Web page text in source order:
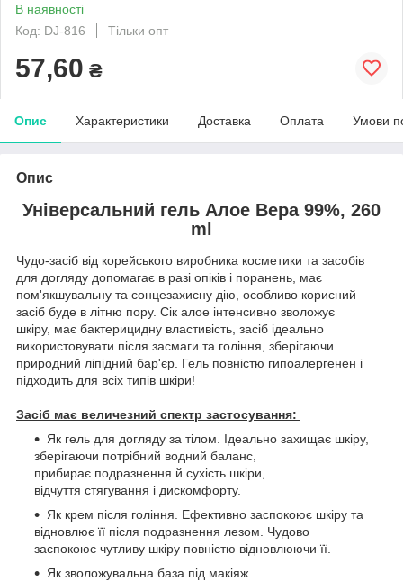
В наявності
Код: DJ-816
Тільки опт
57,60 ₴
Опис Характеристики Доставка Оплата Умови
Опис
Універсальний гель Алое Вера 99%, 260
ml
Чудо-засіб від корейського виробника косметики та засобів
для догляду допомагає в разі опіків і поранень, має
пом'якшувальну та сонцезахисну дію, особливо корисний
засіб буде в літню пору. Сік алое інтенсивно зволожує
шкіру, має бактерицидну властивість, засіб ідеально
використовувати після засмаги та гоління, зберігаючи
природний ліпідний бар'єр. Гель повністю гипоалергенен і
підходить для всіх типів шкіри!
Засіб має величезний спектр застосування:
Як гель для догляду за тілом. Ідеально захищає шкіру,
зберігаючи потрібний водний баланс,
прибирає подразнення й сухість шкіри,
відчуття стягування і дискомфорту.
Як крем після гоління. Ефективно заспокоює шкіру та
відновлює її після подразнення лезом. Чудово
заспокоює чутливу шкіру повністю відновлюючи її.
Як зволожувальна база під макіяж.